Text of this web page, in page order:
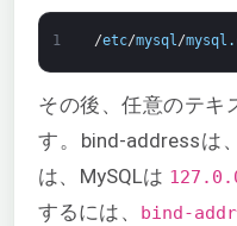
1 /etc/mysql/mysql .
その後、任意のテキ
す。bind-addressは
は、MySQLは
するには、
bind-